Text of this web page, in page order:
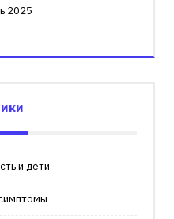
2025
и дети